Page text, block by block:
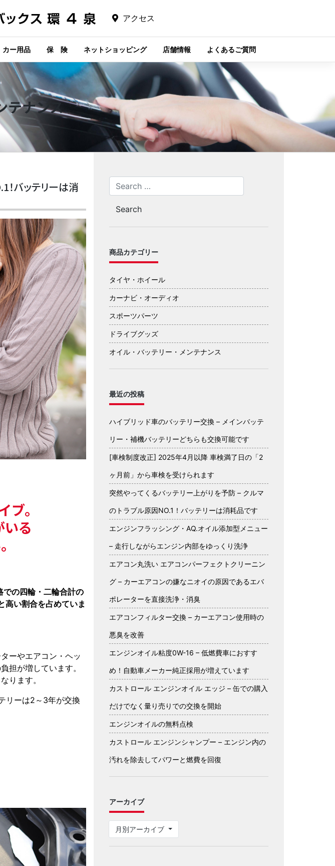
アクセス
カー用品 保 険 ネットショッピング 店舗情報 よくあるご質問
テナンス
！バッテリーは消
。
る
の四輪・二輪合計の
高い割合を占めていま
ーやエアコン・ヘッ
担が増しています。
ります。
リーは2～3年が交換
商品カテゴリー
タイヤ・ホイール
カーナビ・オーディオ
スポーツパーツ
ドライブグッズ
オイル・バッテリー・メンテナンス
最近の投稿
ハイブリッド車のバッテリー交換 – メインバッテ
リー・補機バッテリーどちらも交換可能です
[車検制度改正] 2025年4月以降 車検満了日の「2
ヶ月前」から車検を受けられます
突然やってくるバッテリー上がりを予防 – クルマ
のトラブル原因NO.1！バッテリーは消耗品です
エンジンフラッシング・AQ.オイル添加型メニュー
– 走行しながらエンジン内部をゆっくり洗浄
エアコン丸洗い エアコンパーフェクトクリーニン
グ – カーエアコンの嫌なニオイの原因であるエバ
ポレーターを直接洗浄・消臭
エアコンフィルター交換 – カーエアコン使用時の
悪臭を改善
エンジンオイル粘度0W-16 – 低燃費車におすす
め！自動車メーカー純正採用が増えています
カストロール エンジンオイル エッジ – 缶での購入
だけでなく量り売りでの交換を開始
エンジンオイルの無料点検
カストロール エンジンシャンプー – エンジン内の
汚れを除去してパワーと燃費を回復
アーカイブ
月別アーカイブ